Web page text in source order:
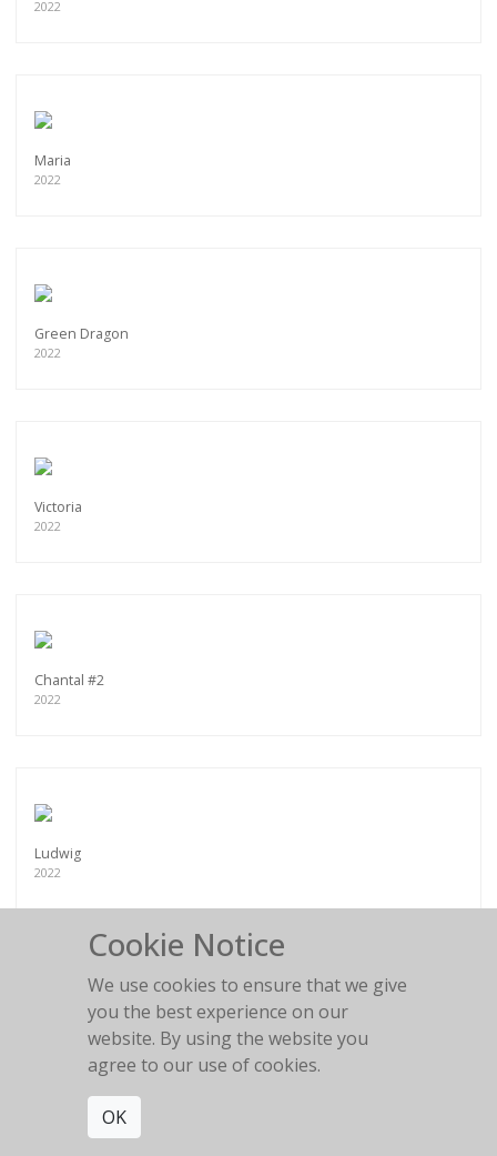
2022
Maria
2022
Green Dragon
2022
Victoria
2022
Chantal #2
2022
Ludwig
2022
Cookie Notice
We use cookies to ensure that we give
you the best experience on our
website. By using the website you
agree to our use of cookies.
OK